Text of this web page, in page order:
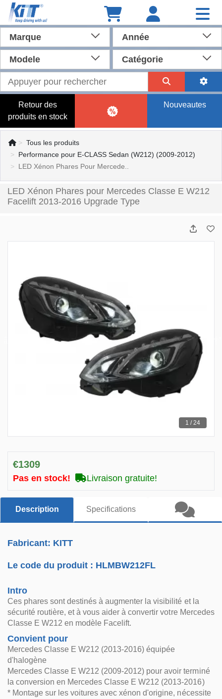
Marque Année
Modele Catégorie
Retour des
produits en stock
Nouveautes
Tous les produits
Performance pour E-CLASS Sedan (W212) (2009-2012)
LED Xénon Phares Pour Mercede..
LED Xénon Phares pour Mercedes Classe E W212
Facelift 2013-2016 Upgrade Type
1 / 24
€1309
Pas en stock! Livraison gratuite!
Description Specifications
Fabricant: KITT
Le code du produit : HLMBW212FL
Intro
Ces phares sont destinés à augmenter la visibilité et la
sécurité routière, et à vous aider à convertir votre Mercedes
Classe E W212 en modèle Facelift.
Convient pour
Mercedes Classe E W212 (2013-2016) équipée
d'halogène
Mercedes Classe E W212 (2009-2012) pour avoir terminé
la conversion en Mercedes Classe E W212 (2013-2016)
* Montage sur les voitures avec xénon d'origine, nécessite